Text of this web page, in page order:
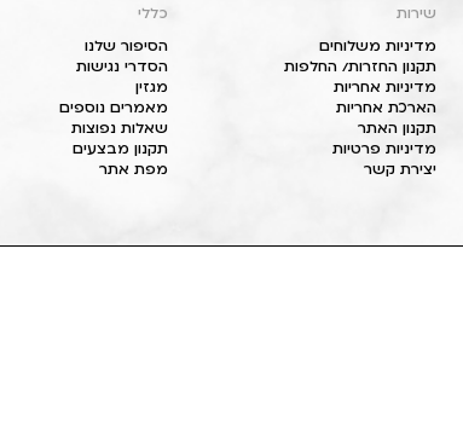
שירות
מדיניות משלוחים
תקנון החזרות/ החלפות
מדיניות אחריות
הארכת אחריות
תקנון האתר
מדיניות פרטיות
יצירת קשר
כללי
הסיפור שלנו
הסדרי נגישות
מגזין
מאמרים נוספים
שאלות נפוצות
תקנון מבצעים
מפת אתר